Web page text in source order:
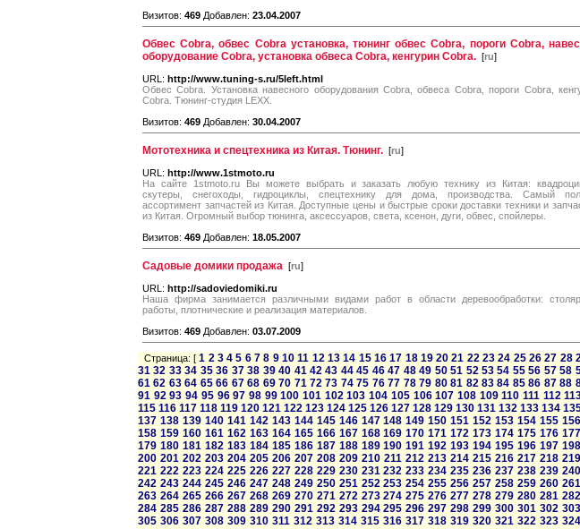
Визитов: 469 Добавлен: 23.04.2007
Обвес Cobra, обвес Cobra установка, тюнинг обвес Cobra, пороги Cobra,
оборудование Cobra, установка обвеса Cobra, кенгурин Cobra. [ru]
URL: http://www.tuning-s.ru/5left.html
Обвес Cobra. Установка навесного оборудования Cobra, обвеса Cobra, пороги Cobra,
Cobra. Тюнинг-студия LEXX.
Визитов: 469 Добавлен: 30.04.2007
Мототехника и спецтехника из Китая. Тюнинг. [ru]
URL: http://www.1stmoto.ru
На сайте 1stmoto.ru Вы можете выбрать и заказать любую технику из Китая:
скутеры, снегоходы, гидроциклы, спецтехнику для дома, производства. Самый
ассортимент запчастей из Китая. Доступные цены и быстрые сроки доставки техники и
из Китая. Огромный выбор тюнинга, аксессуаров, света, ксенон, дуги, обвес, спойлеры.
Визитов: 469 Добавлен: 18.05.2007
Садовые домики продажа [ru]
URL: http://sadoviedomiki.ru
Наша фирма занимается различными видами работ в области деревообработки:
работы, плотнические и реализация материалов.
Визитов: 469 Добавлен: 03.07.2009
Страница: [1 2 3 4 5 6 7 8 9 10 11 12 13 14 15 16 17 18 19 20 21 22 23 24 25 26 27 28
31 32 33 34 35 36 37 38 39 40 41 42 43 44 45 46 47 48 49 50 51 52 53 54 55 56 57 58
61 62 63 64 65 66 67 68 69 70 71 72 73 74 75 76 77 78 79 80 81 82 83 84 85 86 87 88
91 92 93 94 95 96 97 98 99 100 101 102 103 104 105 106 107 108 109 110 111 112
115 116 117 118 119 120 121 122 123 124 125 126 127 128 129 130 131 132 133 134
137 138 139 140 141 142 143 144 145 146 147 148 149 150 151 152 153 154 155 156
158 159 160 161 162 163 164 165 166 167 168 169 170 171 172 173 174 175 176 177
179 180 181 182 183 184 185 186 187 188 189 190 191 192 193 194 195 196 197 198
200 201 202 203 204 205 206 207 208 209 210 211 212 213 214 215 216 217 218 219
221 222 223 224 225 226 227 228 229 230 231 232 233 234 235 236 237 238 239 240
242 243 244 245 246 247 248 249 250 251 252 253 254 255 256 257 258 259 260 261
263 264 265 266 267 268 269 270 271 272 273 274 275 276 277 278 279 280 281 282
284 285 286 287 288 289 290 291 292 293 294 295 296 297 298 299 300 301 302 303
305 306 307 308 309 310 311 312 313 314 315 316 317 318 319 320 321 322 323 324